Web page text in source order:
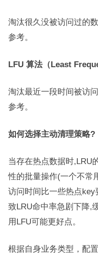
淘汰很久没被访问过的
参考。
LFU 算法（Least
淘汰最近一段时间被访
参考。
如何选择主动清理策略?
当存在热点数据时,LRU
性的批量操作(一个不常
访问时间比一些热点
致LRU命中率急剧下降,
用LFU可能更好点。
根据自身业务类型，配